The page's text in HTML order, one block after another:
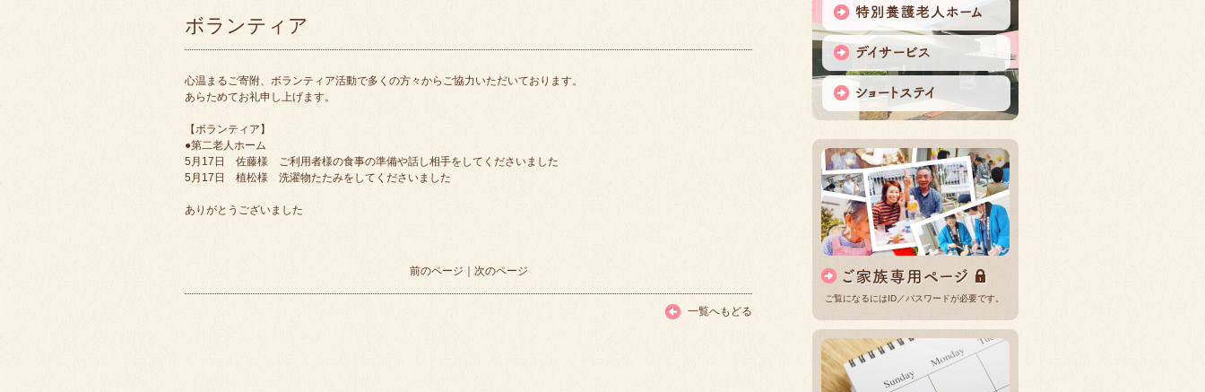
ボランティア
心温まるご寄附、ボランティア活動で多くの方々からご協力いただいております。
あらためてお礼申し上げます。
【ボランティア】
●第二老人ホーム
5月17日 佐藤様 ご利用者様の食事の準備や話し相手をしてくださいました
5月17日 植松様 洗濯物たたみをしてくださいました
ありがとうございました
前のページ 次のページ
一覧へもどる
ご覧になるにはID／パスワードが必要です。